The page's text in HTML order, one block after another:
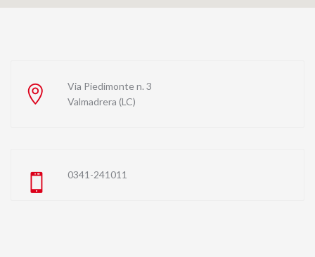
Via Piedimonte n. 3
Valmadrera (LC)
0341-241011